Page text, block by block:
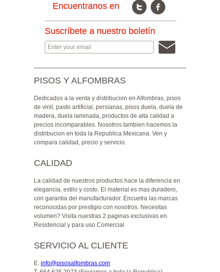
Encuentranos en
Suscríbete a nuestro boletín
PISOS Y ALFOMBRAS
Dedicados a la venta y distribucion en Alfombras, pisos
de vinil, pasto artificial, persianas, pisos duela, duela de
madera, duela laminada, productos de alta calidad a
precios incomparables. Nosotros tambien hacemos la
distribucion en toda la Republica Mexicana. Ven y
compara calidad, precio y servicio.
CALIDAD
La calidad de nuestros productos hace la diferencia en
elegancia, estilo y costo. El material es mas duradero,
con garantia del manufacturador. Encuetra las marcas
reconocidas por prestigio con nosotros. Necesitas
volumen? Visita nuestras 2 paginas exclusivas en
Residencial y para uso Comercial
SERVICIO AL CLIENTE
E. info@pisosalfombras.com